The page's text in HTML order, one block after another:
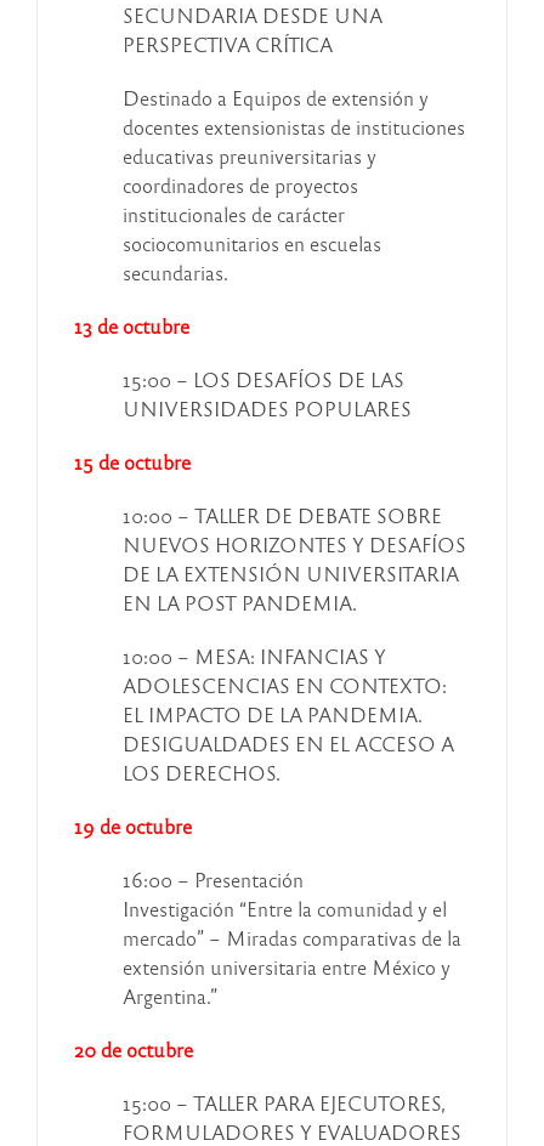
SECUNDARIA DESDE UNA
PERSPECTIVA CRÍTICA
Destinado a Equipos de extensión y
docentes extensionistas de instituciones
educativas preuniversitarias y
coordinadores de proyectos
institucionales de carácter
sociocomunitarios en escuelas
secundarias.
13 de octubre
15:00 – LOS DESAFÍOS DE LAS
UNIVERSIDADES POPULARES
15 de octubre
10:00 – TALLER DE DEBATE SOBRE
NUEVOS HORIZONTES Y DESAFÍOS
DE LA EXTENSIÓN UNIVERSITARIA
EN LA POST PANDEMIA.
10:00 – MESA: INFANCIAS Y
ADOLESCENCIAS EN CONTEXTO:
EL IMPACTO DE LA PANDEMIA.
DESIGUALDADES EN EL ACCESO A
LOS DERECHOS.
19 de octubre
16:00 – Presentación
Investigación “Entre la comunidad y el
mercado” – Miradas comparativas de la
extensión universitaria entre México y
Argentina.”
20 de octubre
15:00 – TALLER PARA EJECUTORES,
FORMULADORES Y EVALUADORES